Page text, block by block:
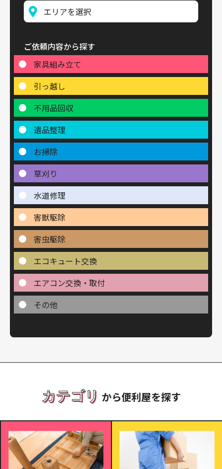
ご依頼内容から探す
家具組み立て
引っ越し
不用品回収
遺品整理
お掃除
草刈り
水道修理
害獣駆除
害虫駆除
エコキュート交換
エアコン交換・取付
その他
カテゴリ から便利屋を探す